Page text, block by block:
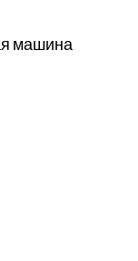
машина